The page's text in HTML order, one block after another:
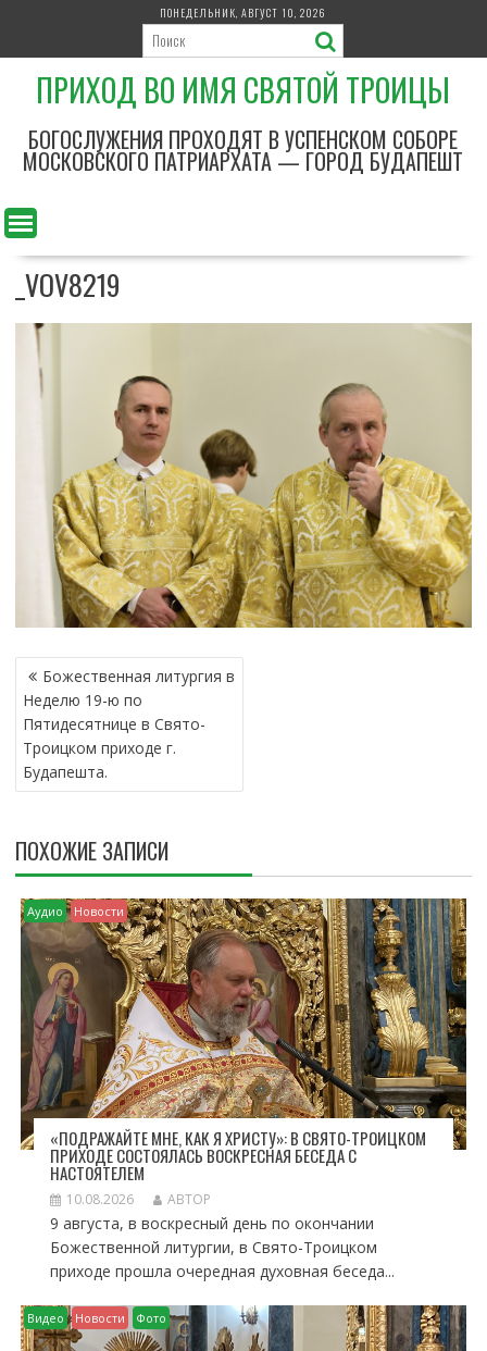
р
с
о
ПОНЕДЕЛЬНИК, АВГУСТ 10, 2026
ПРИХОД ВО ИМЯ СВЯТОЙ ТРОИЦЫ
БОГОСЛУЖЕНИЯ ПРОХОДЯТ В УСПЕНСКОМ СОБОРЕ
МОСКОВСКОГО ПАТРИАРХАТА — ГОРОД БУДАПЕШТ
_VOV8219
Н
А
В
И
А
И
Я
П
О
З
И
С
Я
М
Божественная литургия в
Неделю 19-ю по
Пятидесятнице в Свято-
Троицком приходе г.
Будапешта.
ПОХОЖИЕ ЗАПИСИ
Аудио Новости
«ПОДРАЖАЙТЕ МНЕ, КАК Я ХРИСТУ»: В СВЯТО-ТРОИЦКОМ
ПРИХОДЕ СОСТОЯЛАСЬ ВОСКРЕСНАЯ БЕСЕДА С
НАСТОЯТЕЛЕМ
10.08.2026 АВТОР
9 августа, в воскресный день по окончании
Божественной литургии, в Свято-Троицком
приходе прошла очередная духовная беседа...
Видео Новости Фото